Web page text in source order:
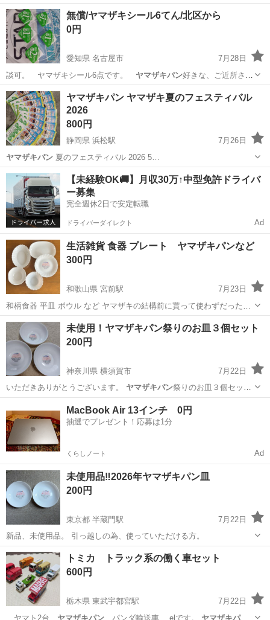
日128日★クリーンルーム内作業★マイカー通勤OK＆無料駐車場あり
★就業先食堂利用可！日払い制度あり！《茨城県常陸大宮市》 人気の
工場のお仕事 ◇コネクタ製造工...
茨城 常陸大宮市 静駅
無償/ヤマザキシール6てん/北区から
0円
愛知県 名古屋市
7月28日
談可。 ヤマザキシール6点です。 ヤマザキパン好きな、ご近所さん
にどうでしょうか…
愛知 名古屋市 その他 ヤマザキパン
ヤマザキパン ヤマザキ夏のフェスティバル
2026
800円
静岡県 浜松駅
7月26日
ヤマザキパン夏のフェスティバル 2026 5…
静岡 浜松市 浜松駅 その他
【未経験OK🚚】月収30万↑中型免許ドライバ
ー募集
完全週休2日で安定転職
ドライバーダイレクト Ad
生活雑貨 食器 プレート ヤマザキパンなど
300円
和歌山県 宮前駅
7月23日
和柄食器 平皿 ボウル など ヤマザキの結構前に貰って使わずだったお
皿です 一人暮らしの方などにも☆ 今ではない少し凝ったデザインのも
のがあります 他にもたくさん食器を出していますので、 まとめ購入大
歓迎です お店をさ...
和歌山 和歌山市 宮前駅 食器 ヤマザキパン
未使用！ヤマザキパン祭りのお皿３個セット
200円
神奈川県 横須賀市
7月22日
いただきありがとうございます。 ヤマザキパン祭りのお皿３個セット
です。昨年かお…
ヤマザキパン
MacBook Air 13インチ 0円
抽選でプレゼント！応募は1分
くらしノート Ad
未使用品‼️2026年ヤマザキパン皿
200円
東京都 半蔵門駅
7月22日
新品、未使用品。 引っ越しの為、使っていただける方。
東京 千代田区 半蔵門駅 食器
トミカ トラック系の働く車セット
600円
栃木県 東武宇都宮駅
7月22日
、ヤマト2台、 ヤマザキパン、パンダ輸送車… elです。 ヤマザキパン